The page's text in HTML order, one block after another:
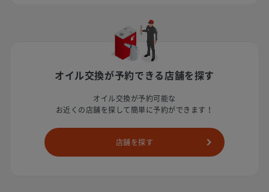
オイル交換が予約できる店舗を探す
オイル交換が予約可能な
お近くの店舗を探して簡単に予約ができます！
店舗を探す